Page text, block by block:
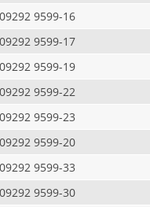
09292 9599-16
09292 9599-17
09292 9599-19
09292 9599-22
09292 9599-23
09292 9599-20
09292 9599-33
09292 9599-30